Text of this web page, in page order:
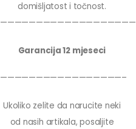
domišljatost i točnost.
Garancija 12 mjeseci
—————————————————–
Ukoliko zelite da narucite neki
od nasih artikala, posaljite